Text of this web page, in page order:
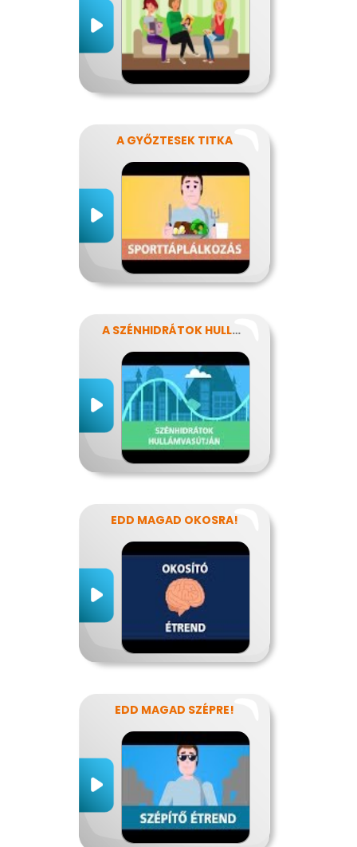
A GYŐZTESEK TITKA
A SZÉNHIDRÁTOK HULLÁMVASÚTJÁN
EDD MAGAD OKOSRA!
EDD MAGAD SZÉPRE!